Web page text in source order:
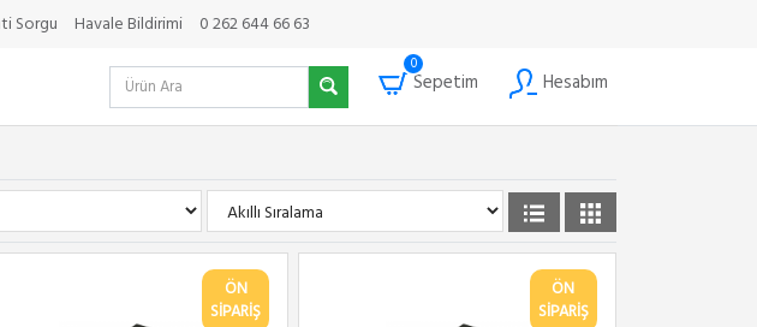
Sorgu Havale Bildirimi 0 262 644 66 63
0
Sepetim Hesabım
ÖN
SİPARİŞ
ÖN
SİPARİŞ